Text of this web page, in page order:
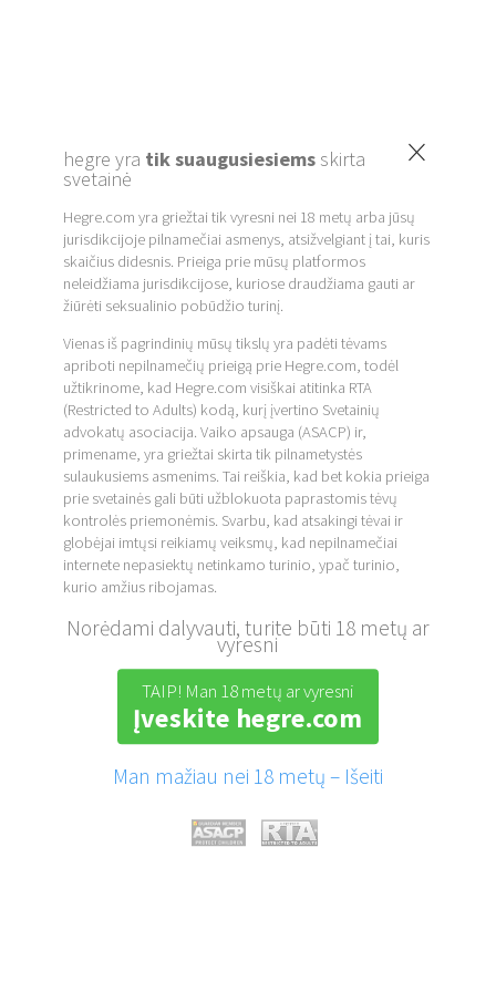
×
hegre yra tik suaugusiesiemsskirta
svetainė
Hegre.com yra griežtai tik vyresni nei 18 metų arba jūsų
jurisdikcijoje pilnamečiai asmenys, atsižvelgiant į tai, kuris
skaičius didesnis. Prieiga prie mūsų platformos
neleidžiama jurisdikcijose, kuriose draudžiama gauti ar
žiūrėti seksualinio pobūdžio turinį.
Vienas iš pagrindinių mūsų tikslų yra padėti tėvams
apriboti nepilnamečių prieigą prie Hegre.com, todėl
užtikrinome, kad Hegre.com visiškai atitinka RTA
(Restricted to Adults) kodą, kurį įvertino Svetainių
advokatų asociacija. Vaiko apsauga (ASACP) ir,
primename, yra griežtai skirta tik pilnametystės
sulaukusiems asmenims. Tai reiškia, kad bet kokia prieiga
prie svetainės gali būti užblokuota paprastomis tėvų
kontrolės priemonėmis. Svarbu, kad atsakingi tėvai ir
globėjai imtųsi reikiamų veiksmų, kad nepilnamečiai
internete nepasiektų netinkamo turinio, ypač turinio,
kurio amžius ribojamas.
Norėdami dalyvauti, turite būti 18 metų ar
vyresni
TAIP! Man 18 metų ar vyresni
Įveskite hegre.com
Man mažiau nei 18 metų – Išeiti